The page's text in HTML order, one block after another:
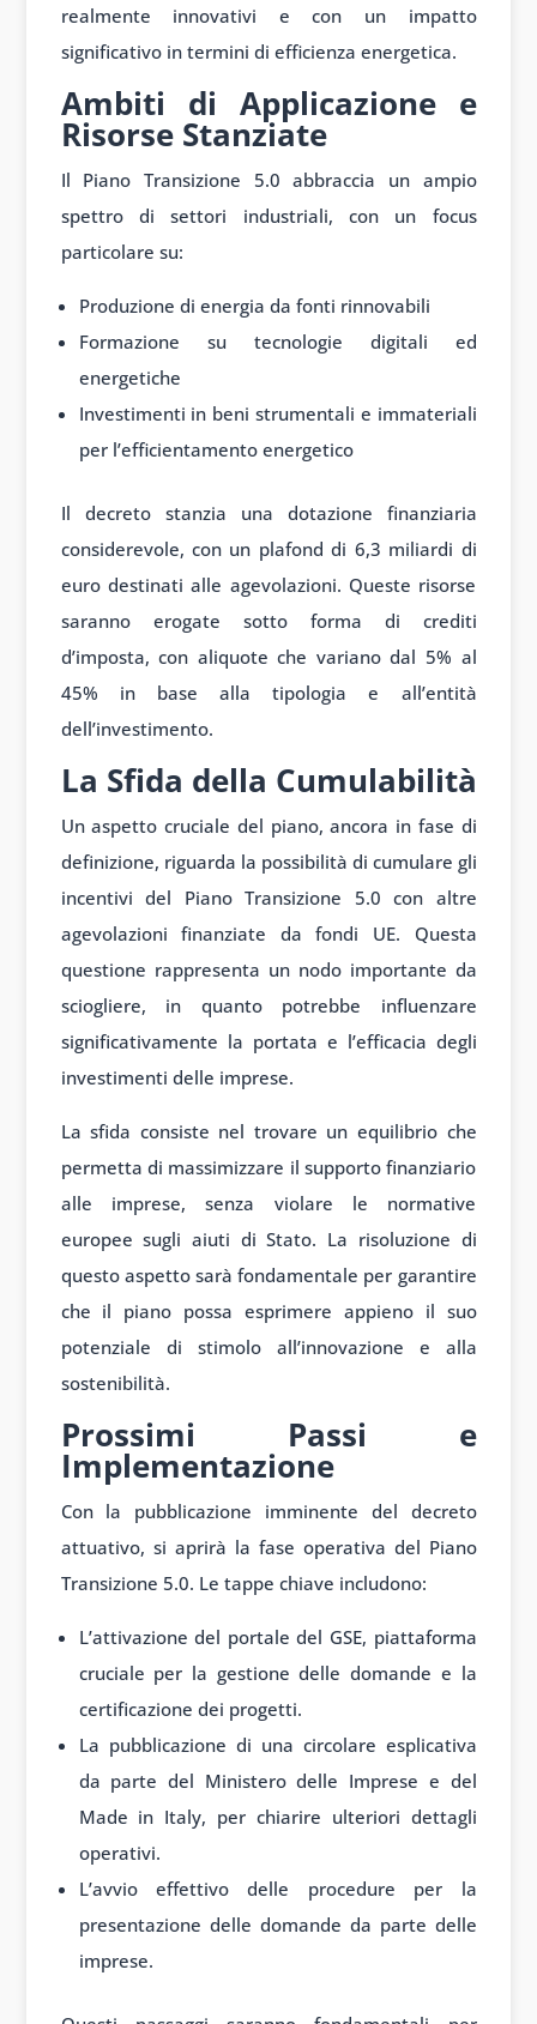
realmente innovativi e con un impatto
significativo in termini di efficienza energetica.
Ambiti di Applicazione e
Risorse Stanziate
Il Piano Transizione 5.0 abbraccia un ampio
spettro di settori industriali, con un focus
particolare su:
Produzione di energia da fonti rinnovabili
Formazione su tecnologie digitali ed
energetiche
Investimenti in beni strumentali e immateriali
per l’efficientamento energetico
Il decreto stanzia una dotazione finanziaria
considerevole, con un plafond di 6,3 miliardi di
euro destinati alle agevolazioni. Queste risorse
saranno erogate sotto forma di crediti
d’imposta, con aliquote che variano dal 5% al
45% in base alla tipologia e all’entità
dell’investimento.
La Sfida della Cumulabilità
Un aspetto cruciale del piano, ancora in fase di
definizione, riguarda la possibilità di cumulare gli
incentivi del Piano Transizione 5.0 con altre
agevolazioni finanziate da fondi UE. Questa
questione rappresenta un nodo importante da
sciogliere, in quanto potrebbe influenzare
significativamente la portata e l’efficacia degli
investimenti delle imprese.
La sfida consiste nel trovare un equilibrio che
permetta di massimizzare il supporto finanziario
alle imprese, senza violare le normative
europee sugli aiuti di Stato. La risoluzione di
questo aspetto sarà fondamentale per garantire
che il piano possa esprimere appieno il suo
potenziale di stimolo all’innovazione e alla
sostenibilità.
Prossimi Passi e
Implementazione
Con la pubblicazione imminente del decreto
attuativo, si aprirà la fase operativa del Piano
Transizione 5.0. Le tappe chiave includono:
L’attivazione del portale del GSE, piattaforma
cruciale per la gestione delle domande e la
certificazione dei progetti.
La pubblicazione di una circolare esplicativa
da parte del Ministero delle Imprese e del
Made in Italy, per chiarire ulteriori dettagli
operativi.
L’avvio effettivo delle procedure per la
presentazione delle domande da parte delle
imprese.